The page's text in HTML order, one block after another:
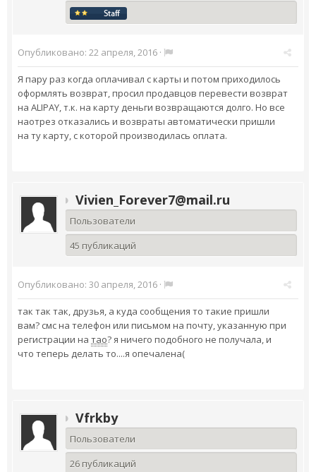
Опубликовано: 22 апреля, 2016 ·
Я пару раз когда оплачивал с карты и потом приходилось
оформлять возврат, просил продавцов перевести возврат
на ALIPAY, т.к. на карту деньги возвращаются долго. Но все
наотрез отказались и возвраты автоматически пришли
на ту карту, с которой производилась оплата.
Vivien_Forever7@mail.ru
Пользователи
45 публикаций
Опубликовано: 30 апреля, 2016 ·
так так так, друзья, а куда сообщения то такие пришли
вам? смс на телефон или письмом на почту, указанную при
регистрации на тао? я ничего подобного не получала, и
что теперь делать то....я опечалена(
Vfrkby
Пользователи
26 публикаций